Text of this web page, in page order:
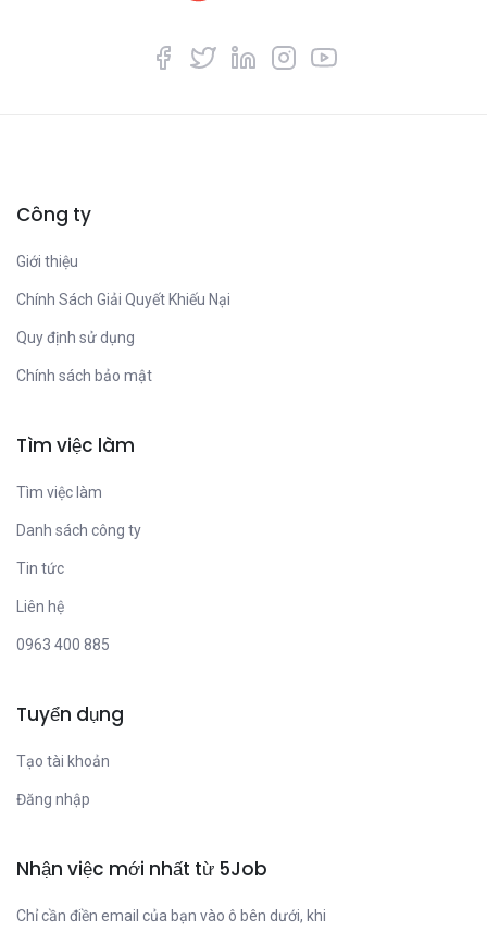
Công ty
Giới thiệu
Chính Sách Giải Quyết Khiếu Nại
Quy định sử dụng
Chính sách bảo mật
Tìm việc làm
Tìm việc làm
Danh sách công ty
Tin tức
Liên hệ
0963 400 885
Tuyển dụng
Tạo tài khoản
Đăng nhập
Nhận việc mới nhất từ 5Job
Chỉ cần điền email của bạn vào ô bên dưới, khi